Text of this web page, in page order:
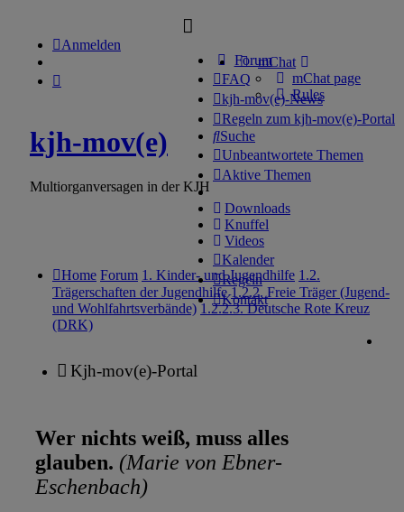
Forum
FAQ
kjh-mov(e)-News
Regeln zum kjh-mov(e)-Portal
Suche
Unbeantwortete Themen
Aktive Themen
Downloads
Knuffel
Videos
Kalender
Regeln
Kontakt
Anmelden
mChat
mChat page
Rules
kjh-mov(e)
Multiorganversagen in der KJH
Home Forum 1. Kinder- und Jugendhilfe 1.2.
Trägerschaften der Jugendhilfe 1.2.2. Freie Träger (Jugend-
und Wohlfahrtsverbände) 1.2.2.3. Deutsche Rote Kreuz
(DRK)
Kjh-mov(e)-Portal
Wer nichts weiß, muss alles
glauben. (Marie von Ebner-
Eschenbach)